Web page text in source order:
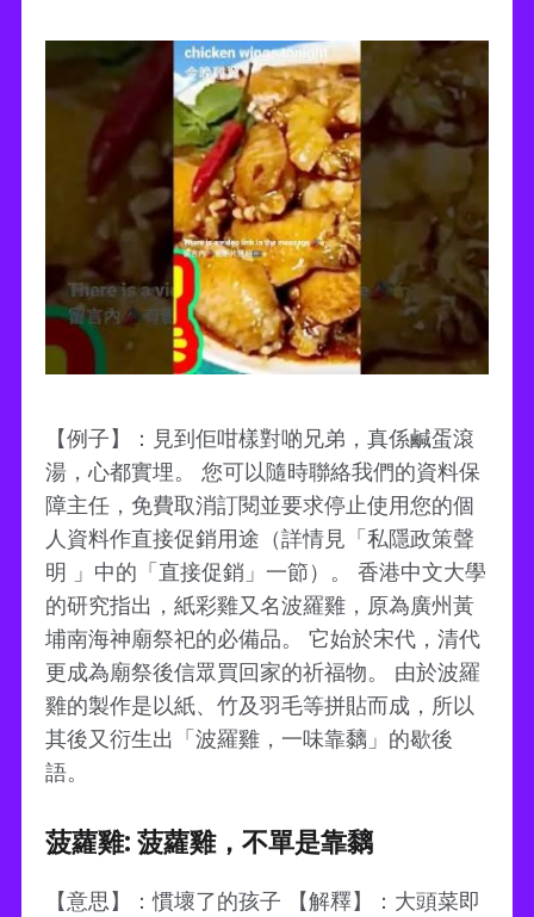
【例子】：見到佢咁樣對啲兄弟，真係鹹蛋滾
湯，心都實埋。 您可以隨時聯絡我們的資料保
障主任，免費取消訂閱並要求停止使用您的個
人資料作直接促銷用途（詳情見「私隱政策聲
明 」中的「直接促銷」一節）。 香港中文大學
的研究指出，紙彩雞又名波羅雞，原為廣州黃
埔南海神廟祭祀的必備品。 它始於宋代，清代
更成為廟祭後信眾買回家的祈福物。 由於波羅
雞的製作是以紙、竹及羽毛等拼貼而成，所以
其後又衍生出「波羅雞，一味靠黐」的歇後
語。
菠蘿雞: 菠蘿雞，不單是靠黐
【意思】：慣壞了的孩子 【解釋】：大頭菜即